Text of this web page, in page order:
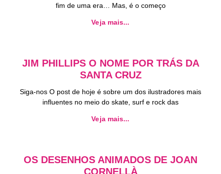
fim de uma era… Mas, é o começo
Veja mais...
JIM PHILLIPS O NOME POR TRÁS DA
SANTA CRUZ
Siga-nos O post de hoje é sobre um dos ilustradores mais
influentes no meio do skate, surf e rock das
Veja mais...
OS DESENHOS ANIMADOS DE JOAN
CORNELLÀ